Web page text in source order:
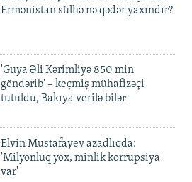
Ermənistan sülhə nə qədər yaxındır?
'Guya Əli Kərimliyə 850 min
göndərib' – keçmiş mühafizəçi
tutuldu, Bakıya verilə bilər
Elvin Mustafayev azadlıqda:
'Milyonluq yox, minlik korrupsiya
var'